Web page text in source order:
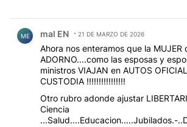
ME mal EN 21 DE MARZO DE 2026
Ahora nos enteramos que la MUJER
ADORNO....como las esposas y
ministros VIAJAN en AUTOS
CUSTODIA !!!!!!!!!!!!!!!!
Otro rubro adonde ajustar
Ciencia
...Salud....Educacion.....Jubilados.-